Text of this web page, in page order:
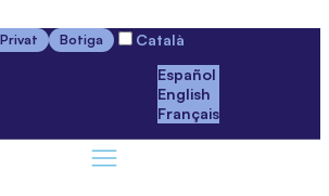
Botiga
Català
Español
English
Français